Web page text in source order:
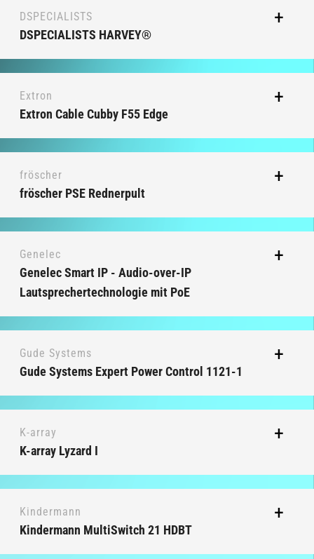
DSPECIALISTS
DSPECIALISTS HARVEY®
Extron
Extron Cable Cubby F55 Edge
fröscher
fröscher PSE Rednerpult
Genelec
Genelec Smart IP - Audio-over-IP
Lautsprechertechnologie mit PoE
Gude Systems
Gude Systems Expert Power Control 1121-1
K-array
K-array Lyzard I
Kindermann
Kindermann MultiSwitch 21 HDBT